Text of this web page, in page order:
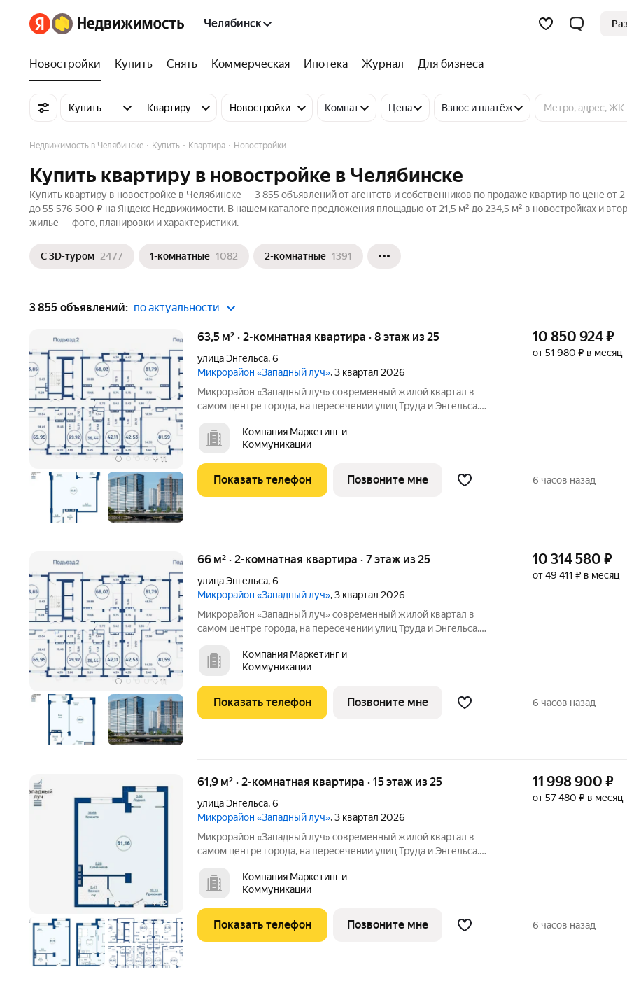
Челябинск
Новостройки Купить Снять Коммерческая Ипотека Журнал Для бизнеса
Купить Квартиру Новостройки Комнат Цена Взнос и платёж
Недвижимость в Челябинске Купить Квартира Новостройки
Купить квартиру в новостройке в Челябинске
Купить квартиру в новостройке в Челябинске — 3 855 объявлений от агентств и собственников по продаже квартир по цене от
до 55 576 500 ₽ на Яндекс Недвижимости. В нашем каталоге предложения площадью от 21,5 м² до 234,5 м² в новостройках и
жилье — фото, планировки и характеристики.
С 3D-туром 2477 1-комнатные 1082 2-комнатные 1391
3 855 объявлений: по актуальности
+ 11
63,5 м² · 2-комнатная квартира · 8 этаж из 25
улица Энгельса,6
Микрорайон «Западный луч», 3 квартал 2026
Микрорайон «Западный луч» современный жилой квартал в
самом центре города, на пересечении улиц Труда и Энгельса.
архитектурный облик и стали настоящим украшением
центральной части Челябинска.
Компания Маркетинг и
Коммуникации
10 850 924₽
от 51 980 ₽ в месяц
Показать телефон Позвоните мне 6 часов назад
+ 11
66 м² · 2-комнатная квартира · 7 этаж из 25
улица Энгельса,6
Микрорайон «Западный луч», 3 квартал 2026
Микрорайон «Западный луч» современный жилой квартал в
самом центре города, на пересечении улиц Труда и Энгельса.
архитектурный облик и стали настоящим украшением
центральной части Челябинска.
Компания Маркетинг и
Коммуникации
10 314 580 ₽
от 49 411 ₽ в месяц
Показать телефон Позвоните мне 6 часов назад
+12
61,9 м² · 2-комнатная квартира · 15 этаж из 25
улица Энгельса,6
Микрорайон «Западный луч», 3 квартал 2026
Микрорайон «Западный луч» современный жилой квартал в
самом центре города, на пересечении улиц Труда и Энгельса.
архитектурный облик и стали настоящим украшением
центральной части Челябинска.
Компания Маркетинг и
Коммуникации
11 998 900 ₽
от 57 480 ₽ в месяц
Показать телефон Позвоните мне 6 часов назад